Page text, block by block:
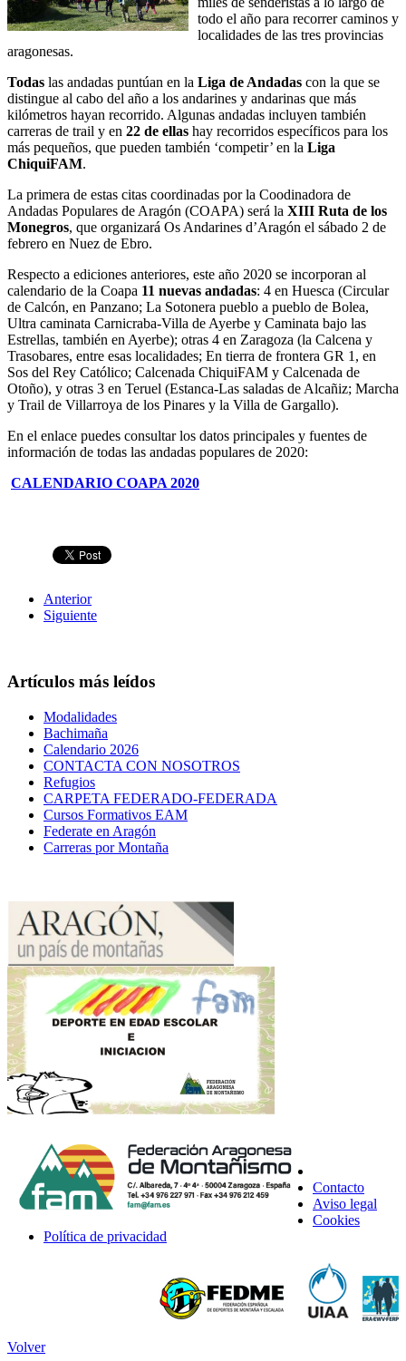
todo el año para recorrer caminos y
localidades de las tres provincias
aragonesas.
Todas las andadas puntúan en la Liga de Andadas con la que se
distingue al cabo del año a los andarines y andarinas que más
kilómetros hayan recorrido. Algunas andadas incluyen también
carreras de trail y en 22 de ellas hay recorridos específicos para los
más pequeños, que pueden también ‘competir’ en la Liga
ChiquiFAM.
La primera de estas citas coordinadas por la Coodinadora de
Andadas Populares de Aragón (COAPA) será la XIII Ruta de los
Monegros, que organizará Os Andarines d’Aragón el sábado 2 de
febrero en Nuez de Ebro.
Respecto a ediciones anteriores, este año 2020 se incorporan al
calendario de la Coapa 11 nuevas andadas: 4 en Huesca (Circular
de Calcón, en Panzano; La Sotonera pueblo a pueblo de Bolea,
Ultra caminata Carnicraba-Villa de Ayerbe y Caminata bajo las
Estrellas, también en Ayerbe); otras 4 en Zaragoza (la Calcena y
Trasobares, entre esas localidades; En tierra de frontera GR 1, en
Sos del Rey Católico; Calcenada ChiquiFAM y Calcenada de
Otoño), y otras 3 en Teruel (Estanca-Las saladas de Alcañiz; Marcha
y Trail de Villarroya de los Pinares y la Villa de Gargallo).
En el enlace puedes consultar los datos principales y fuentes de
información de todas las andadas populares de 2020:
CALENDARIO COAPA 2020
Anterior
Siguiente
Artículos más leídos
Modalidades
Bachimaña
Calendario 2026
CONTACTA CON NOSOTROS
Refugios
CARPETA FEDERADO-FEDERADA
Cursos Formativos EAM
Federate en Aragón
Carreras por Montaña
Contacto
Aviso legal
Cookies
Política de privacidad
Volver